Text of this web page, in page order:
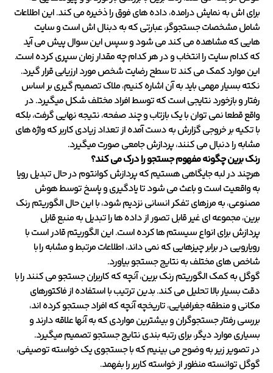
برای اش به نمایش درامده، داده های فوق را ذخیره می کند. این اطلاعات
شامل مشخصات جستجوگر، عبارتی که به دبنال اش است و سایت
هایی که مشاهده می کند می شود و سپس این سوال پیش می آید
که کدام سایت را انتخاب و در هر کدام چه مقدار زمان سپری کرده است.
این موارد کمک می کند تا سطح رضایت شخص مورد ارزیابی قرار گیرد.
نکته بسیار مهمی باید به آن اشاره کنیم، ملاک تصمیم گیری بر اساس
رفتار و بازخورد نتایجی است که توسط افراد مختلف شکل میگیرد. در
واقع قطعا نمی توان با یک بازتاب و چند صفحه، نتیجه نهایی گرفت، بلکه
با تکیه بر خروجی گزارش به دست آمده از تعداد زیادی کاربر که واژه های
مشابه را دنبال می کنند، پردازش جامعی صورت میگیرد.
رنک برین چگونه مفهوم جستجو را درک می کند؟
هرچند در لبه جایگاهی هستیم که پردازش کوانتوم در حال تبدیل رویا
به واقعیت است و باعث می شود تا یادگیری و پاسخ توسط هوش
مصنوعی، به مرزهای تفکر انسانی نزدیم شود، با این حال الگوریتم رنک
برین، مجموعه ای غیر قابل تصور از داده ها را تبدیل به منبع قابل
پردازش برای انواع سیستم ها کرده است. این الگوریتم قادر است با
رویارویی در برابر چیزهایی که نمی داند، اطلاعات مرتبط و مشابه را با
شاخص های مختلف به نتایج جستجو بیاورد.
گوگل به کمک الگوریتم رنک برین، آنچه که کاربران جستجو می کنند را با
دقت بسیار بالا تحلیل می کند. بدین ترتیب با استفاده از فاکتورهای
مکانی و منطقه جغرافیایی، تاریخچه آنچه که افراد جستجو کرده اند،
بررسی رفتار جستجوگران و بیشترین مواردی که به آنها علاقه دارند و
بسیاری موارد دیگر، برای رتبه بندی نتایج جستجو تصمیم میگیرد.
در تصویر زیر به وضوح می بینیم که با جستجوی یک خواسته توصیفی،
گوگل توانسته منظور از خواسته کاربر را بفهمد.